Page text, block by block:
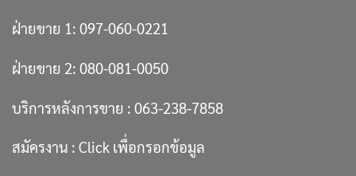
ฝ่ายขาย 1: 097-060-0221
ฝ่ายขาย 2: 080-081-0050
บริการหลังการขาย : 063-238-7858
สมัครงาน : Click เพื่อกรอกข้อมูล